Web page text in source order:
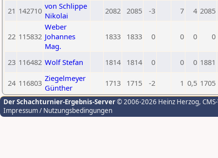
21 142710 von Schlippe
Nikolai
2082 2085 -3 7 4 2085
22 115832
Weber
Johannes
Mag.
1833 1833 0 0 0 0
23 116482 Wolf Stefan 1814 1814 0 0 0 1881
24 116803 Ziegelmeyer
Günther
1713 1715 -2 1 0,5 1705
Der Schachturnier-Ergebnis-Server© 2006-2026 Heinz Herzog,
Impressum / Nutzungsbedingungen